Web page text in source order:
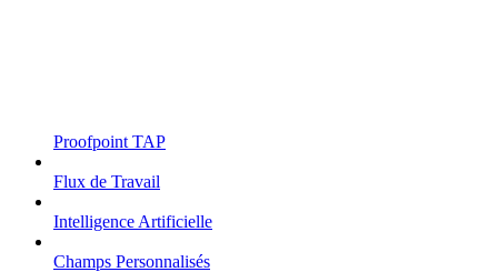
Proofpoint TAP
Flux de Travail
Intelligence Artificielle
Champs Personnalisés